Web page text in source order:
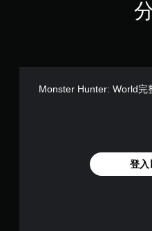
Monster Hunter: World完
登入